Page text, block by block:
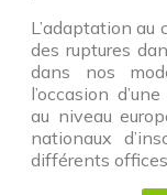
L’adaptation
des ruptures
dans nos
l’occasion
au niveau
nationaux
différents offices